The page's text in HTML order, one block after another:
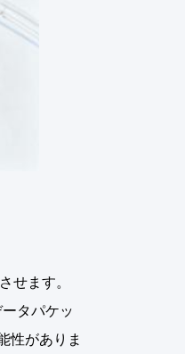
せます。
タパケッ
性がありま